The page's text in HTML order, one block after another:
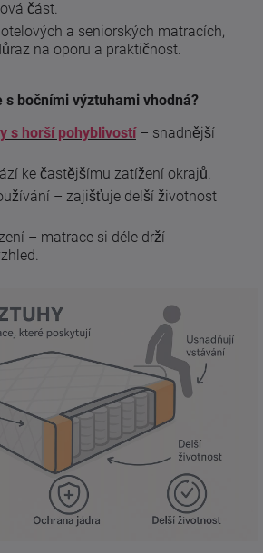
část.
a seniorských matracích,
na oporu a praktičnost.
s bočními výztuhami vhodná?
s horší pohyblivostí– snadnější
ke častějšímu zatížení okrajů.
– zajišťuje delší životnost
– matrace si déle drží